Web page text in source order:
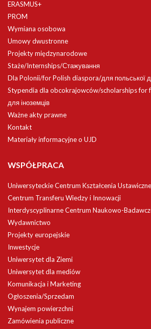
ERASMUS+
PROM
Wymiana osobowa
Umowy dwustronne
Projekty międzynarodowe
Staże/Internships/Стажування
Dla Polonii/for Polish diaspora/для польської
Stypendia dla obcokrajowców/scholarships for
для іноземців
Ważne akty prawne
Kontakt
Materiały informacyjne o UJD
WSPÓŁPRACA
Uniwersyteckie Centrum Kształcenia
Centrum Transferu Wiedzy i Innowacji
Interdyscyplinarne Centrum Naukowo-
Wydawnictwo
Projekty europejskie
Inwestycje
Uniwersytet dla Ziemi
Uniwersytet dla mediów
Komunikacja i Marketing
Ogłoszenia/Sprzedam
Wynajem powierzchni
Zamówienia publiczne